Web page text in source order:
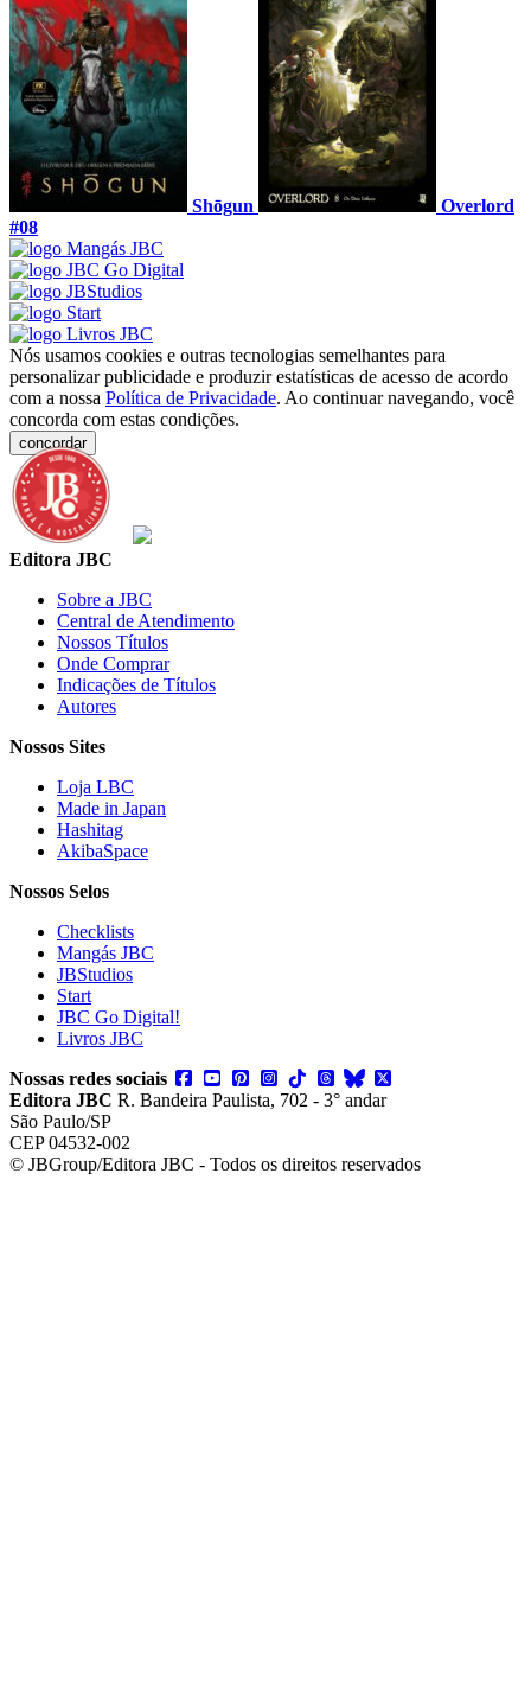
Shōgun
Overlord
#08
Nós usamos cookies e outras tecnologias semelhantes para
personalizar publicidade e produzir estatísticas de acesso de acordo
com a nossa Política de Privacidade. Ao continuar navegando, você
concorda com estas condições.
concordar
Editora JBC
Sobre a JBC
Central de Atendimento
Nossos Títulos
Onde Comprar
Indicações de Títulos
Autores
Nossos Sites
Loja LBC
Made in Japan
Hashitag
AkibaSpace
Nossos Selos
Checklists
Mangás JBC
JBStudios
Start
JBC Go Digital!
Livros JBC
Nossas redes sociais
Editora JBC R. Bandeira Paulista, 702 - 3° andar
São Paulo/SP
CEP 04532-002
© JBGroup/Editora JBC - Todos os direitos reservados